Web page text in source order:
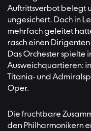
Auftrittsverbot belegt
ungesichert. Doch in
mehrfach geleitet
rasch einen
Das Orchester spielte
Ausweichquartieren:
Titania- und
Oper.
Die fruchtbare
den Philharmonikern